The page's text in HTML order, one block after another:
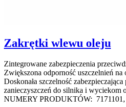
Zakrętki wlewu oleju
Zintegrowane zabezpieczenia
Zwiększona odporność uszczelnień
Doskonała szczelność
zanieczyszczeń do silnika i
NUMERY PRODUKTÓW: 7171101,